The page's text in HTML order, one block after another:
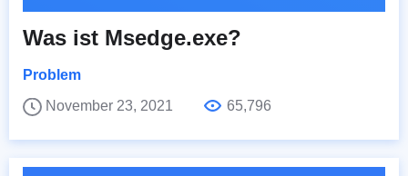
Was ist Msedge.exe?
Problem
November 23, 2021
65,796